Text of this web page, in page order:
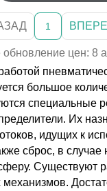
1
цен: 8
большое
специальные
Их
идущих к
сброс, в случае
Существуют